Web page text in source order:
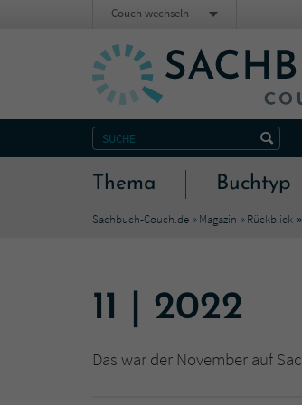
Thema Buchtyp
Couch wechseln
Sachbuch-Couch.de Magazin Rückblick
11 | 2022
Das war der November auf